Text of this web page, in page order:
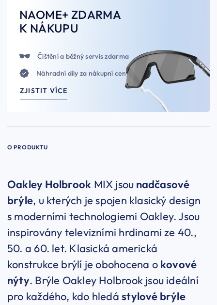
NAOME+ ZDARMA
K NÁKUPU
Čištění a běžný servis zdarma
Náhradní díly za nákupní ceny
ZJISTIT VÍCE
O PRODUKTU
Oakley Holbrook MIX jsou nadčasové
brýle, u kterých je spojen klasický design
s moderními technologiemi Oakley. Jsou
inspirovány televizními hrdinami ze 40.,
50. a 60. let. Klasická americká
konstrukce brýlí je obohocena o kovové
nýty. Brýle Oakley Holbrook jsou ideální
pro každého, kdo hledástylové brýle